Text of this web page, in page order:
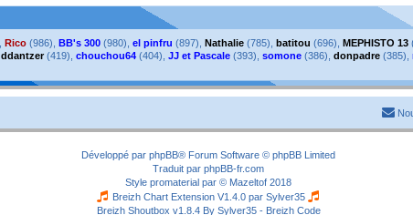
Rico (986), BB's 300 (980), el pinfru (897), Nathalie (785), batitou (696), MEPHISTO 13
ddantzer(419), chouchou64 (404), JJ et Pascale (393), somone (386), donpadre (385),
Développé par phpBB® Forum Software © phpBB Limited
Traduit par phpBB-fr.com
Style promaterial par © Mazeltof 2018
Breizh Chart Extension V1.4.0 par Sylver35
Breizh Shoutbox v1.8.4 By Sylver35 - Breizh Code